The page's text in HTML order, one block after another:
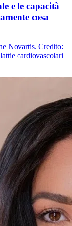
e le capacità
cosa
Novartis. Credito:
cardiovascolari